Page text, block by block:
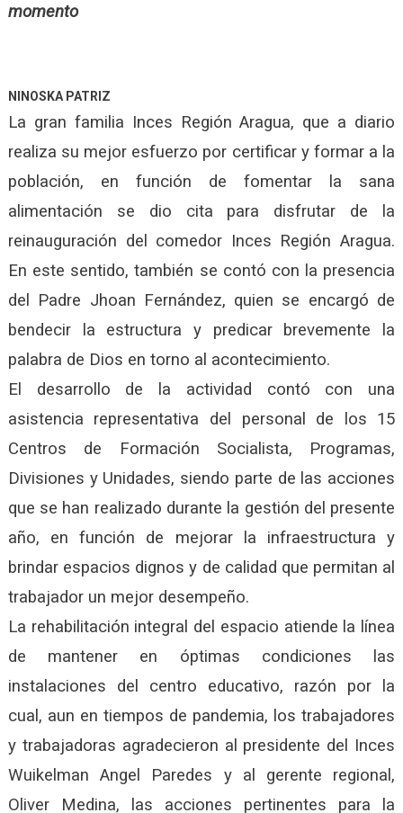
momento
NINOSKA PATRIZ
La gran familia Inces Región Aragua, que a diario
realiza su mejor esfuerzo por certificar y formar a la
población, en función de fomentar la sana
alimentación se dio cita para disfrutar de la
reinauguración del comedor Inces Región Aragua.
En este sentido, también se contó con la presencia
del Padre Jhoan Fernández, quien se encargó de
bendecir la estructura y predicar brevemente la
palabra de Dios en torno al acontecimiento.
El desarrollo de la actividad contó con una
asistencia representativa del personal de los 15
Centros de Formación Socialista, Programas,
Divisiones y Unidades, siendo parte de las acciones
que se han realizado durante la gestión del presente
año, en función de mejorar la infraestructura y
brindar espacios dignos y de calidad que permitan al
trabajador un mejor desempeño.
La rehabilitación integral del espacio atiende la línea
de mantener en óptimas condiciones las
instalaciones del centro educativo, razón por la
cual, aun en tiempos de pandemia, los trabajadores
y trabajadoras agradecieron al presidente del Inces
Wuikelman Angel Paredes y al gerente regional,
Oliver Medina, las acciones pertinentes para la